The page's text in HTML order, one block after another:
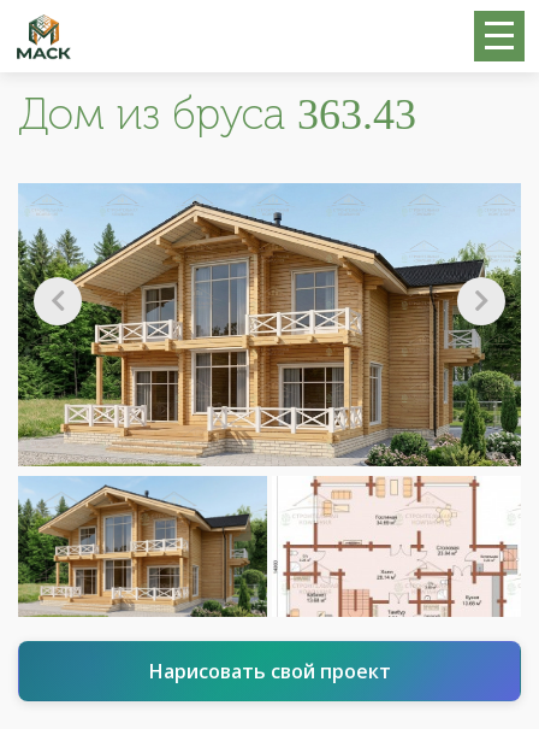
Дом из бруса 363.43
Нарисовать свой проект